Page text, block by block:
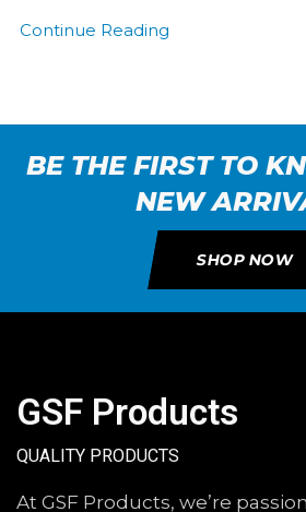
Continue Reading
BE THE FIRST TO
NEW
SHOP NOW
GSF Products
QUALITY PRODUCTS
At GSF Products, we’re